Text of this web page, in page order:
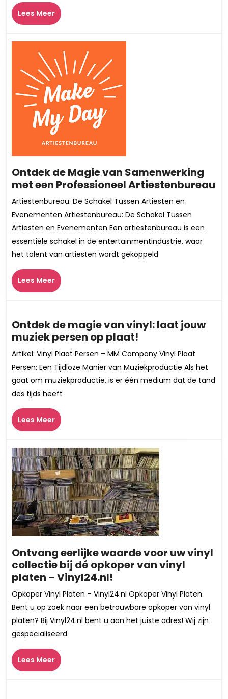
Lees MeerLees
Meer
Ontdek de Magie van Samenwerking
met een Professioneel Artiestenbureau
Artiestenbureau: De Schakel Tussen Artiesten en
Evenementen Artiestenbureau: De Schakel Tussen
Artiesten en Evenementen Een artiestenbureau is een
essentiële schakel in de entertainmentindustrie, waar
het talent van artiesten wordt gekoppeld
Lees MeerLees
Meer
Ontdek de magie van vinyl: laat jouw
muziek persen op plaat!
de
magie
van
vinyl:
op
plaat!
Artikel: Vinyl Plaat Persen – MM Company Vinyl Plaat
Persen: Een Tijdloze Manier van Muziekproductie Als het
gaat om muziekproductie, is er één medium dat de tand
des tijds heeft
Lees MeerLees
Meer
Ontvang eerlijke waarde voor uw vinyl
collectie bij dé opkoper van vinyl
platen – Vinyl24.nl!
eerlijke
waarde
voor
uw
Opkoper Vinyl Platen – Vinyl24.nl Opkoper Vinyl Platen
Bent u op zoek naar een betrouwbare opkoper van vinyl
platen? Bij Vinyl24.nl bent u aan het juiste adres! Wij zijn
gespecialiseerd
Lees MeerLees
Meer